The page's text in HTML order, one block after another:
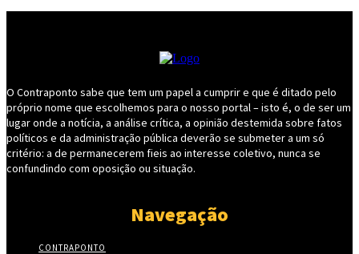
O Contraponto sabe que tem um papel a cumprir e que é ditado pelo
próprio nome que escolhemos para o nosso portal – isto é, o de ser um
lugar onde a notícia, a análise crítica, a opinião destemida sobre fatos
políticos e da administração pública deverão se submeter a um só
critério: a de permanecerem fieis ao interesse coletivo, nunca se
confundindo com oposição ou situação.
Navegação
CONTRAPONTO